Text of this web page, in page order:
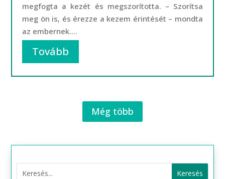
megfogta a kezét és megszorította. – Szorítsa
meg ön is, és érezze a kezem érintését – mondta
az embernek....
Tovább
Még több